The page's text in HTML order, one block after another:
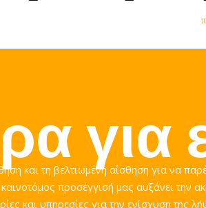
για
και τη βελτιωμένη αίσθηση για να
προσέγγισή μας αυξάνει την
και υπηρεσίες για την ενίσχυση της